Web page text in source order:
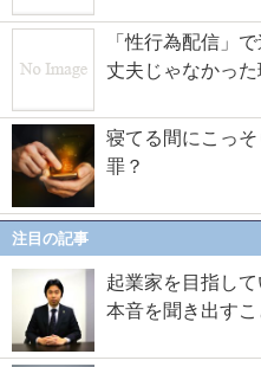
「性行為配信」
丈夫じゃなかった
寝てる間にこっ
罪？
注目の記事
起業家を目指し
本音を聞き出す